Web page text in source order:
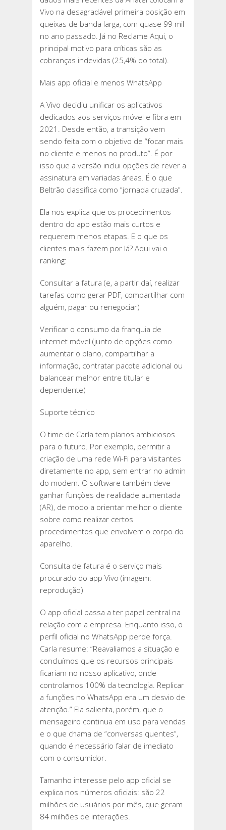
Vivo na desagradável primeira posição em
queixas de banda larga, com quase 99 mil
no ano passado. Já no Reclame Aqui, o
principal motivo para críticas são as
cobranças indevidas (25,4% do total).
Mais app oficial e menos WhatsApp
A Vivo decidiu unificar os aplicativos
dedicados aos serviços móvel e fibra em
2021. Desde então, a transição vem
sendo feita com o objetivo de “focar mais
no cliente e menos no produto”. É por
isso que a versão inclui opções de rever a
assinatura em variadas áreas. É o que
Beltrão classifica como “jornada cruzada”.
Ela nos explica que os procedimentos
dentro do app estão mais curtos e
requerem menos etapas. E o que os
clientes mais fazem por lá? Aqui vai o
ranking:
Consultar a fatura (e, a partir daí, realizar
tarefas como gerar PDF, compartilhar com
alguém, pagar ou renegociar)
Verificar o consumo da franquia de
internet móvel (junto de opções como
aumentar o plano, compartilhar a
informação, contratar pacote adicional ou
balancear melhor entre titular e
dependente)
Suporte técnico
O time de Carla tem planos ambiciosos
para o futuro. Por exemplo, permitir a
criação de uma rede Wi-Fi para visitantes
diretamente no app, sem entrar no admin
do modem. O software também deve
ganhar funções de realidade aumentada
(AR), de modo a orientar melhor o cliente
sobre como realizar certos
procedimentos que envolvem o corpo do
aparelho.
Consulta de fatura é o serviço mais
procurado do app Vivo (imagem:
reprodução)
O app oficial passa a ter papel central na
relação com a empresa. Enquanto isso, o
perfil oficial no WhatsApp perde força.
Carla resume: “Reavaliamos a situação e
concluímos que os recursos principais
ficariam no nosso aplicativo, onde
controlamos 100% da tecnologia. Replicar
a funções no WhatsApp era um desvio de
atenção.” Ela salienta, porém, que o
mensageiro continua em uso para vendas
e o que chama de “conversas quentes”,
quando é necessário falar de imediato
com o consumidor.
Tamanho interesse pelo app oficial se
explica nos números oficiais: são 22
milhões de usuários por mês, que geram
84 milhões de interações.